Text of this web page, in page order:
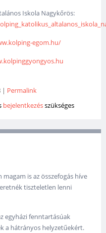
Iskola Nagykőrös:
egom.hu/
| Permalink
bejelentkezésszükséges
is az összefogás híve
tiszteletlen lenni
egyházi fenntartásúak
a hátrányos helyzetűekért.